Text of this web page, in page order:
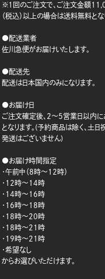
※1回のご注文で、ご注文金額
（税込）以上の場合は送料無料とな
●配送業者
佐川急便がお届けいたします。
●配送先
配送は日本国内のみになります。
●お届け日
ご注文確定後、2～5営業日以内に
となります。(予約商品は除く、土日
発送はございません)
●お届け時間指定
・午前中（8時～12時）
・12時～14時
・14時～16時
・16時～18時
・18時～20時
・18時～21時
・19時～21時
・希望なし
からお選びいただけます。